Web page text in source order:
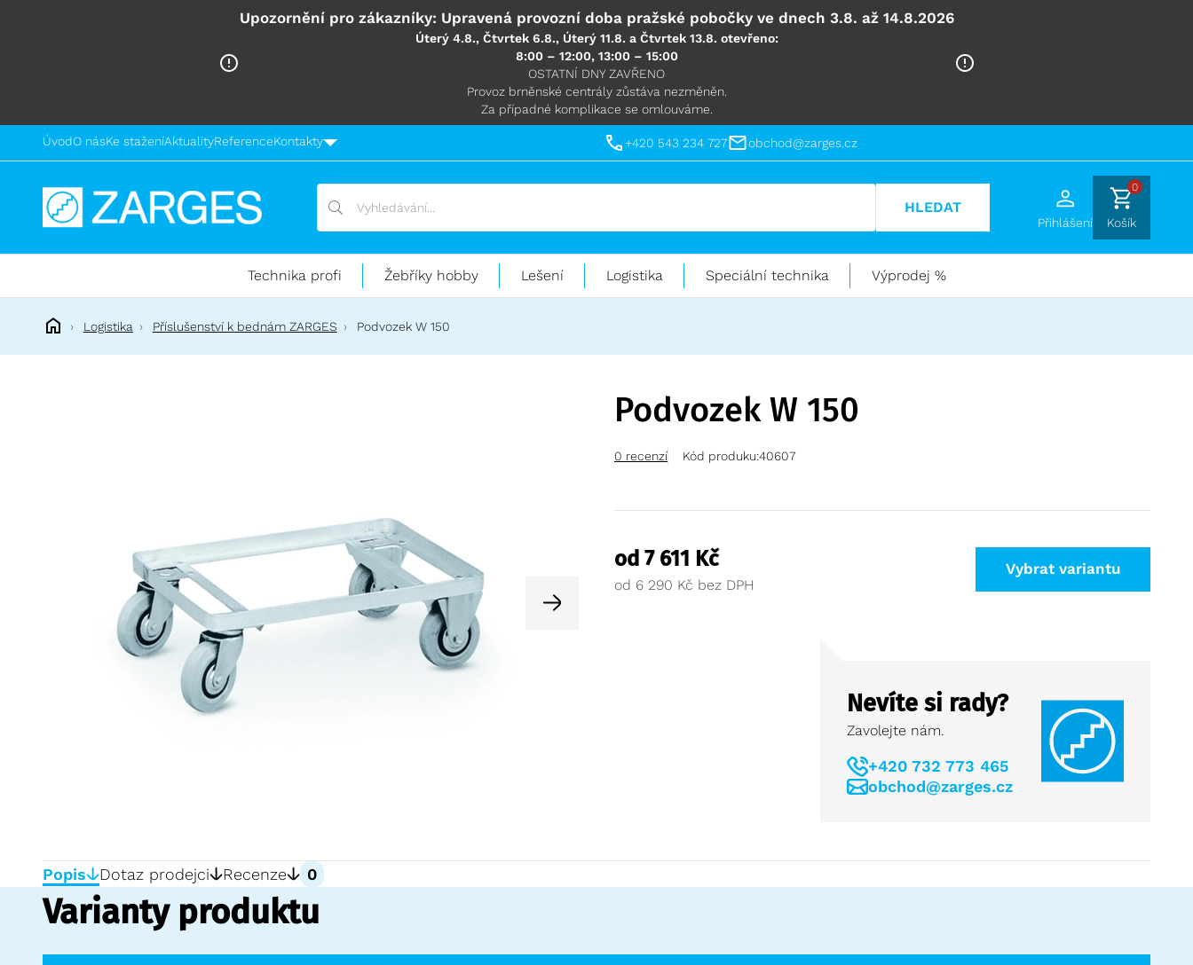
Upozornění pro zákazníky: Upravená provozní doba pražské pobočky ve dnech 3.8. až 14.8.2026
Úterý 4.8., Čtvrtek 6.8., Úterý 11.8. a Čtvrtek 13.8. otevřeno:
8:00 – 12:00, 13:00 – 15:00
OSTATNÍ DNY ZAVŘENO
Provoz brněnské centrály zůstáva nezměněn.
Za případné komplikace se omlouváme.
ÚvodO násKe staženíAktualityReferenceKontakty +420 543 234 727 obchod@zarges.cz
Technika
práci
výškách
Vyhledávání
Vyhledávání
HLEDAT
Přihlášení
0
Košík
Technika profi Žebříky hobby Lešení Logistika Speciální technika Výprodej %
Logistika Příslušenství k bednám ZARGES Podvozek W 150
Podvozek W 150
0 recenzí Kód produku:40607
od 7 611 Kč
od 6 290 Kč
Vybrat variantu
Nevíte si rady?
Zavolejte nám.
+420 732 773 465
obchod@zarges.cz
Popis Dotaz prodejci Recenze 0
Varianty produktu